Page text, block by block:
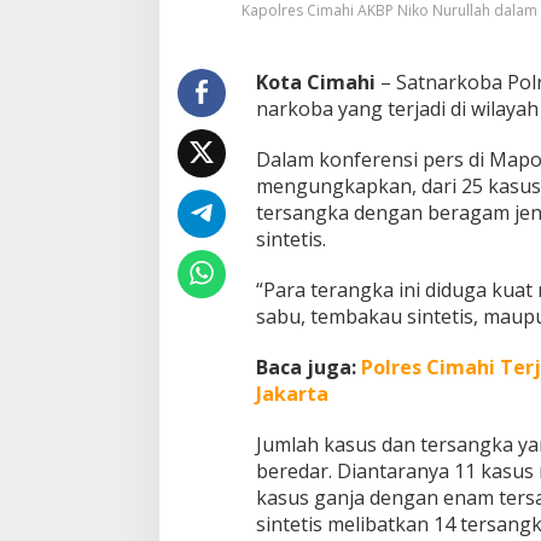
s
N
a
o
b
a
a
k
e
a
n
Kapolres Cimahi AKBP Niko Nurullah
Kota Cimahi – Satnarkoba
narkoba yang terjadi di
Dalam konferensi pers di
mengungkapkan, dari 25
tersangka dengan beragam
sintetis.
“Para terangka ini diduga
sabu, tembakau sintetis,
Baca juga: Polres Cimahi
Jakarta
Jumlah kasus dan tersangka
beredar. Diantaranya 11
kasus ganja dengan enam
sintetis melibatkan 14